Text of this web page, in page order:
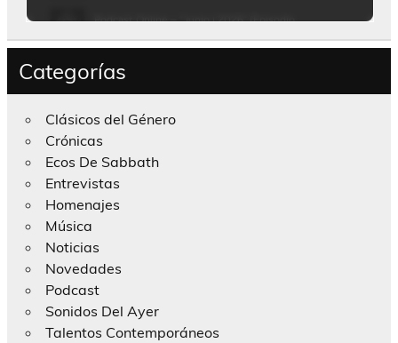
Categorías
Clásicos del Género
Crónicas
Ecos De Sabbath
Entrevistas
Homenajes
Música
Noticias
Novedades
Podcast
Sonidos Del Ayer
Talentos Contemporáneos